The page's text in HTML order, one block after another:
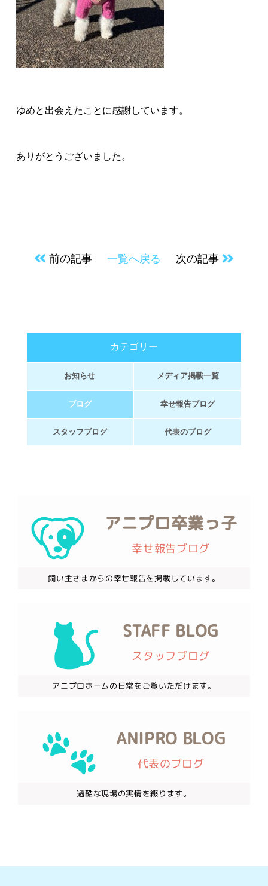
ゆめと出会えたことに感謝しています。
ありがとうございました。
前の記事 一覧へ戻る 次の記事
カテゴリー
お知らせ メディア掲載一覧
ブログ 幸せ報告ブログ
スタッフブログ 代表のブログ
アニプロ卒業っ子
幸せ報告ブログ
飼い主さまからの幸せ報告を掲載しています。
STAFF BLOG
スタッフブログ
アニプロホームの日常をご覧いただけます。
ANIPRO BLOG
代表のブログ
過酷な現場の実情を綴ります。